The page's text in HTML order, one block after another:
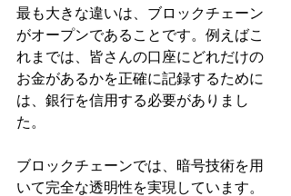
最も大きな違いは、ブロックチェーン
がオープンであることです。例えばこ
れまでは、皆さんの口座にどれだけの
お金があるかを正確に記録するために
は、銀行を信用する必要がありまし
た。
ブロックチェーンでは、暗号技術を用
いて完全な透明性を実現しています。